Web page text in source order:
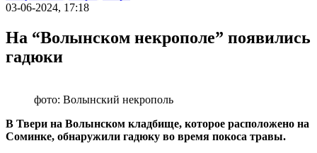
03-06-2024, 17:18
На “Волынском некрополе” появились
гадюки
фото: Волынский некрополь
В Твери на Волынском кладбище, которое расположено на
Соминке, обнаружили гадюку во время покоса травы.